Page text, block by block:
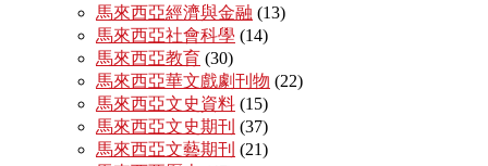
馬來西亞經濟與金融 (13)
馬來西亞社會科學 (14)
馬來西亞教育 (30)
馬來西亞華文戲劇刊物 (22)
馬來西亞文史資料 (15)
馬來西亞文史期刊 (37)
馬來西亞文藝期刊 (21)